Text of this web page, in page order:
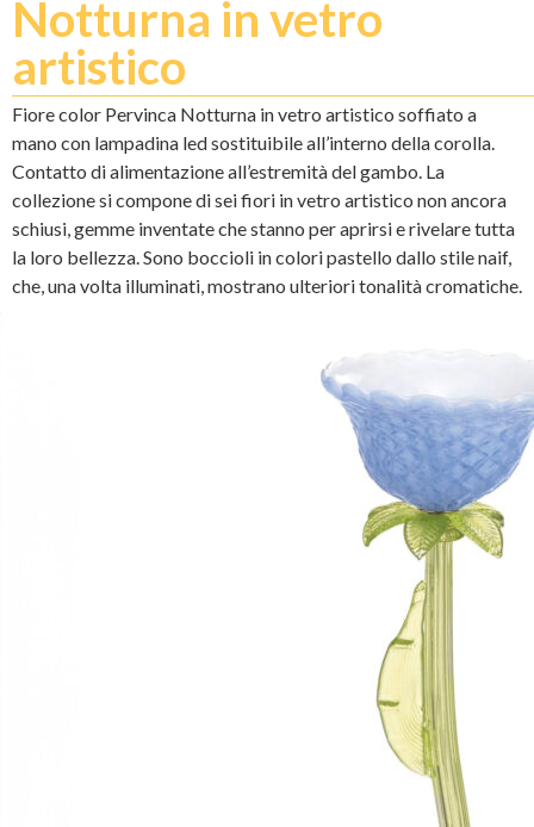
Notturna in vetro
artistico
Fiore color Pervinca Notturna in vetro artistico soffiato a
mano con lampadina led sostituibile all’interno della corolla.
Contatto di alimentazione all’estremità del gambo. La
collezione si compone di sei fiori in vetro artistico non ancora
schiusi, gemme inventate che stanno per aprirsi e rivelare tutta
la loro bellezza. Sono boccioli in colori pastello dallo stile naif,
che, una volta illuminati, mostrano ulteriori tonalità cromatiche.